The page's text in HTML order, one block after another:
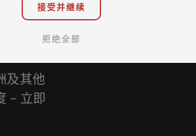
及其他
– 立即
接受并继续
拒绝全部